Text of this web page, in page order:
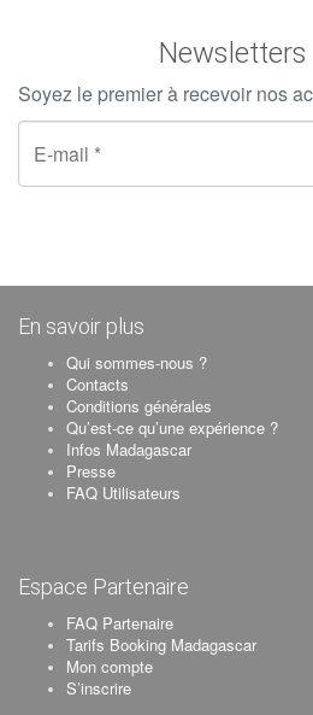
Newsletters
Soyez le premier à recevoir nos
En savoir plus
Qui sommes-nous ?
Contacts
Conditions générales
Qu’est-ce qu’une expérience ?
Infos Madagascar
Presse
FAQ Utilisateurs
Espace Partenaire
FAQ Partenaire
Tarifs Booking Madagascar
Mon compte
S’inscrire